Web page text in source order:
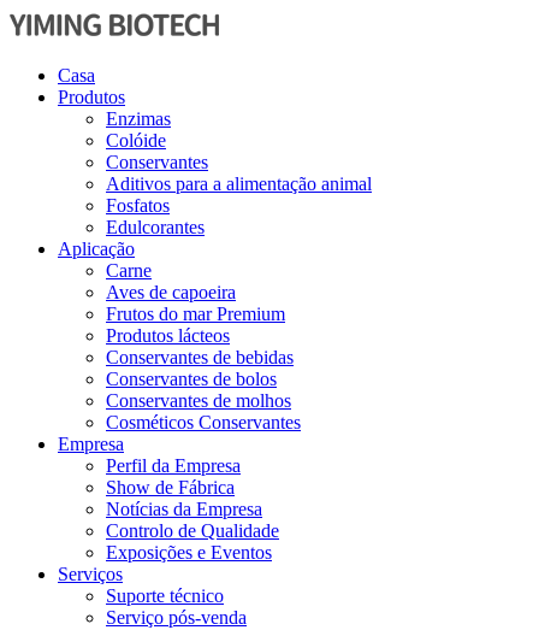
Casa
Produtos
Enzimas
Colóide
Conservantes
Aditivos para a alimentação animal
Fosfatos
Edulcorantes
Aplicação
Carne
Aves de capoeira
Frutos do mar Premium
Produtos lácteos
Conservantes de bebidas
Conservantes de bolos
Conservantes de molhos
Cosméticos Conservantes
Empresa
Perfil da Empresa
Show de Fábrica
Notícias da Empresa
Controlo de Qualidade
Exposições e Eventos
Serviços
Suporte técnico
Serviço pós-venda